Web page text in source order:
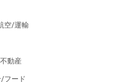
空/運輸
動産
/フード